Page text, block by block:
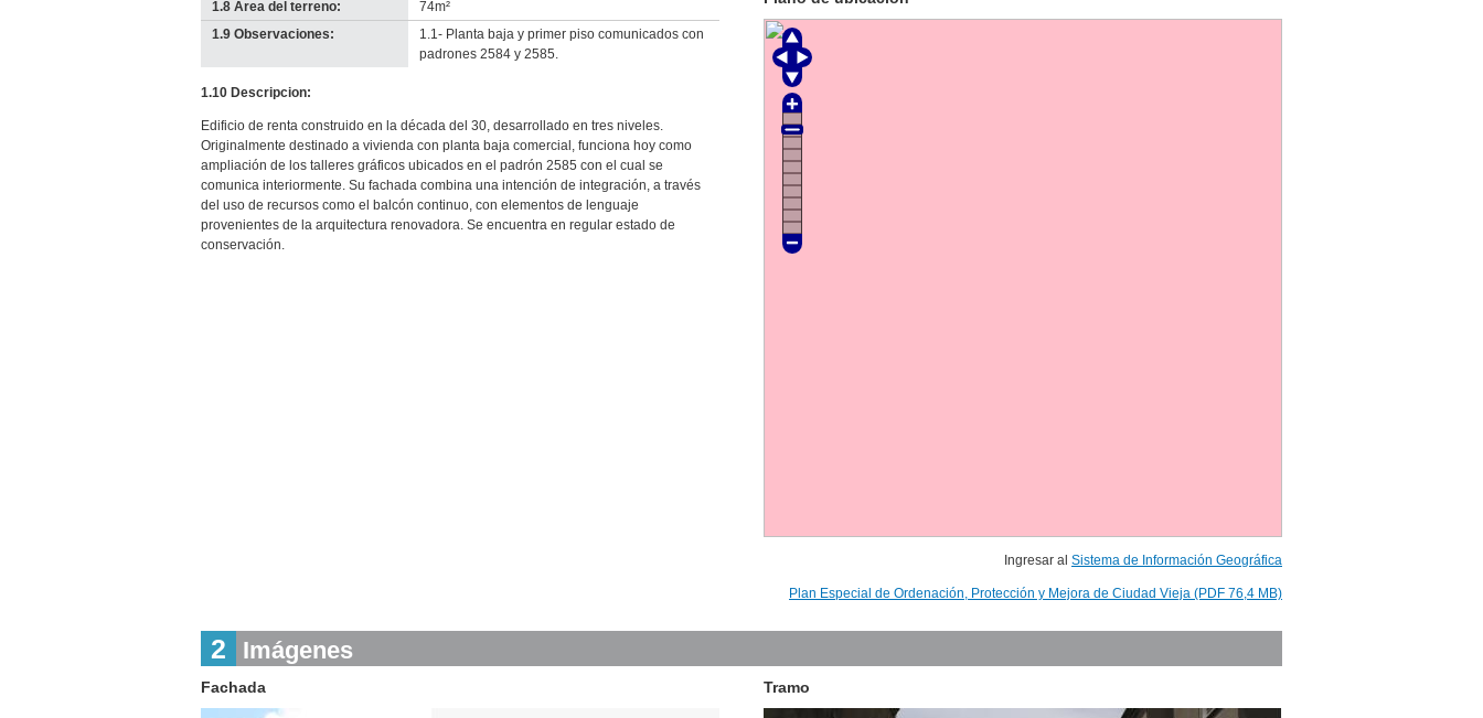
1.8 Área del terreno:
74m²
1.9 Observaciones:
1.1- Planta baja y primer piso comunicados con
padrones 2584 y 2585.
1.10 Descripcion:
Edificio de renta construido en la década del 30, desarrollado en tres niveles.
Originalmente destinado a vivienda con planta baja comercial, funciona hoy como
ampliación de los talleres gráficos ubicados en el padrón 2585 con el cual se
comunica interiormente. Su fachada combina una intención de integración, a través
del uso de recursos como el balcón continuo, con elementos de lenguaje
provenientes de la arquitectura renovadora. Se encuentra en regular estado de
conservación.
Ingresar al Sistema de Información Geográfica
Plan Especial de Ordenación, Protección y Mejora de Ciudad Vieja (PDF 76,4 MB)
2 Imágenes
Fachada Tramo